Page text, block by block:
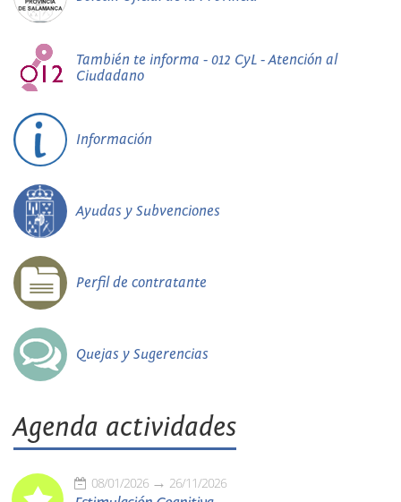
También te informa - 012 CyL - Atención al
Ciudadano
Información
Ayudas y Subvenciones
Perfil de contratante
Quejas y Sugerencias
Agenda actividades
08/01/2026 26/11/2026